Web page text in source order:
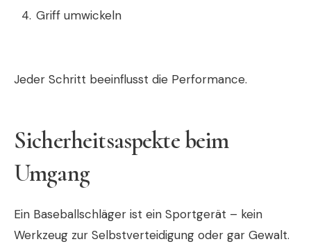
Griff umwickeln
Jeder Schritt beeinflusst die Performance.
Sicherheitsaspekte beim
Umgang
Ein Baseballschläger ist ein Sportgerät – kein
Werkzeug zur Selbstverteidigung oder gar Gewalt.